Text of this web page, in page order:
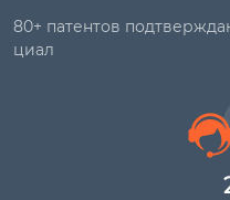
80+ патентов
циал